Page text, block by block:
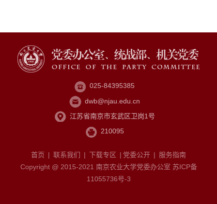
025-84395385
dwb@njau.edu.cn
江苏省南京市玄武区卫岗1号
210095
首页 | 联系我们 | 下载专区 | 党委公开 | 服务指南
Copyright @ 2015-2021 南京农业大学党委办公室 苏ICP备
11055736号-3